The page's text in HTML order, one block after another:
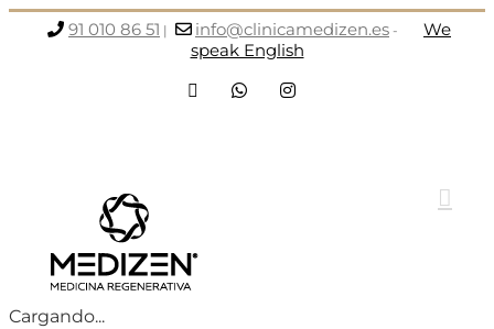
91 010 86 51 | info@clinicamedizen.es -
We
speak English
FacebookWhatsAppInstagram
Cargando...